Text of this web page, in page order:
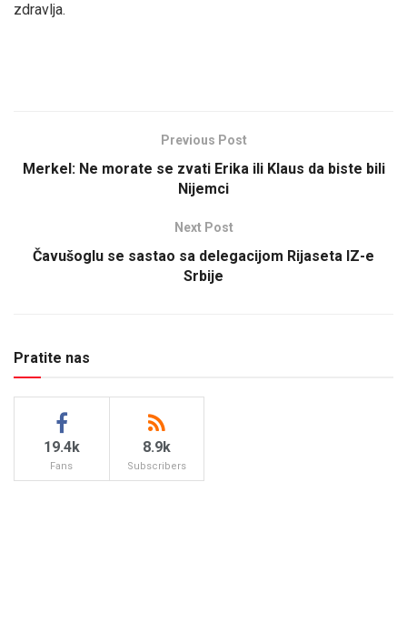
zdravlja.
Previous Post
Merkel: Ne morate se zvati Erika ili Klaus da biste bili
Nijemci
Next Post
Čavušoglu se sastao sa delegacijom Rijaseta IZ-e
Srbije
Pratite nas
19.4k
Fans
8.9k
Subscribers